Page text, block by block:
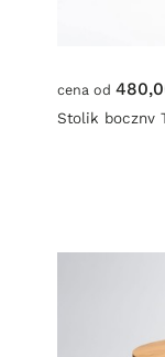
cena od
Stolik boczny